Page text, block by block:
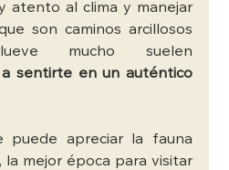
atento al clima y manejar
son caminos arcillosos
mucho suelen
a sentirte en un auténtico
apreciar la fauna
mejor época para visitar